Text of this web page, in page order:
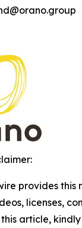
provides
licenses,
article,